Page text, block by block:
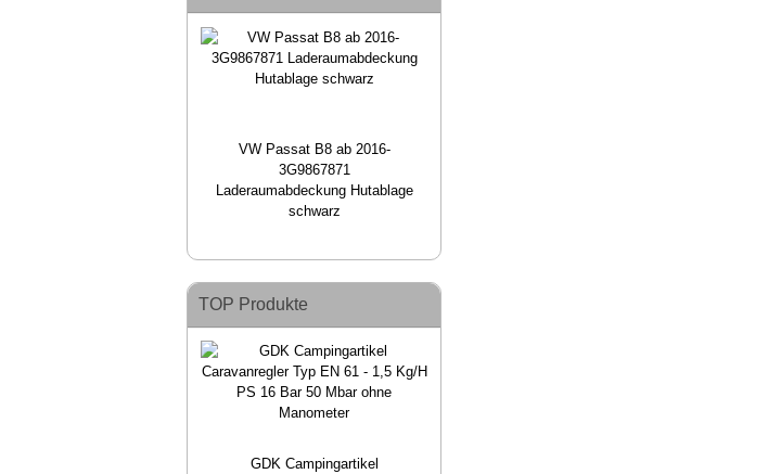
VW Passat B8 ab 2016-
3G9867871
Laderaumabdeckung Hutablage
schwarz
TOP Produkte
GDK Campingartikel